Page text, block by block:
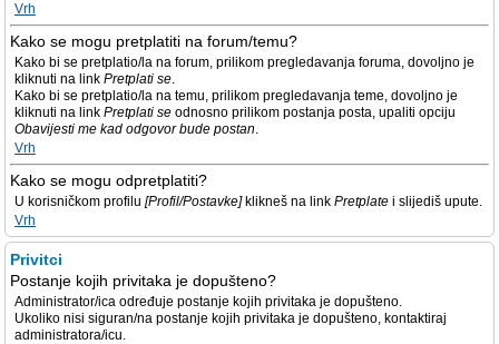
Vrh
Kako se mogu pretplatiti na forum/temu?
Kako bi se pretplatio/la na forum, prilikom pregledavanja foruma, dovoljno je
kliknuti na link Pretplati se.
Kako bi se pretplatio/la na temu, prilikom pregledavanja teme, dovoljno je
kliknuti na link Pretplati se odnosno prilikom postanja posta, upaliti opciju
Obavijesti me kad odgovor bude postan.
Vrh
Kako se mogu odpretplatiti?
U korisničkom profilu [Profil/Postavke]klikneš na link Pretplate i slijediš upute.
Vrh
Privitci
Postanje kojih privitaka je dopušteno?
Administrator/ica određuje postanje kojih privitaka je dopušteno.
Ukoliko nisi siguran/na postanje kojih privitaka je dopušteno, kontaktiraj
administratora/icu.